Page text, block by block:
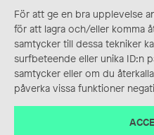
För att ge en bra upplevelse
för att lagra och/eller komma
samtycker till dessa tekniker
surfbeteende eller unika ID:n
samtycker eller om du
påverka vissa funktioner